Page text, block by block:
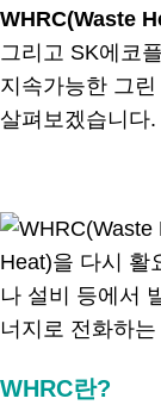
WHRC(Waste
그리고 SK에코
지속가능한 그
살펴보겠습니다.
WHRC란?